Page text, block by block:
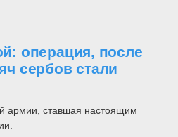
операция, после
сербов стали
армии, ставшая настоящим